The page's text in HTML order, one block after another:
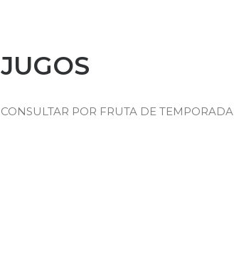
JUGOS
CONSULTAR POR FRUTA DE TEMPORADA